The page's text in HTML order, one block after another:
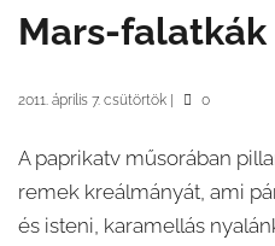
Mars-falatkák
2011. április 7. csütörtök 0
A paprikatv műsorában
remek kreálmányát, ami
és isteni, karamellás